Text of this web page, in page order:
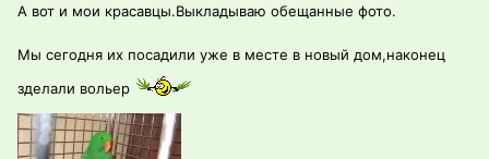
А вот и мои красавцы.Выкладываю обещанные фото.
Мы сегодня их посадили уже в месте в новый дом,наконец
зделали вольер